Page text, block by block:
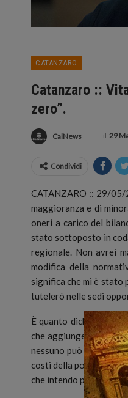
CATANZARO
Catanzaro ::
zero”.
CalNews il 29
Condividi
CATANZARO :: 29/
maggioranza e di
oneri a carico del
stato sottoposto in
regionale. Non avrei
modifica della
significa che mi è stato
tutelerò nelle sedi
È quanto dichiara
che aggiunge: «Tutti
nessuno può pensare
costi della politica –
che intendo portare